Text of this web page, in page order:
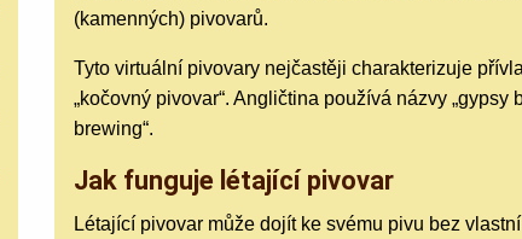
(kamenných) pivovarů.
Tyto virtuální pivovary nejčastěji charakterizuje
„kočovný pivovar“. Angličtina používá názvy „gypsy
brewing“.
Jak funguje létající pivovar
Létající pivovar může dojít ke svému pivu bez